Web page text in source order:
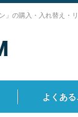
」の購入・入れ替え・
よくある